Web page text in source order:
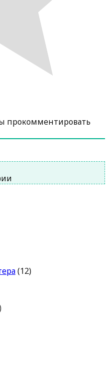
прокомментировать
(12)